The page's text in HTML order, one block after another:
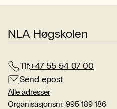
NLA Høgskolen
Tlf:+47 55 54 07 00
Send epost
Alle adresser
Organisasjonsnr. 995 189 186